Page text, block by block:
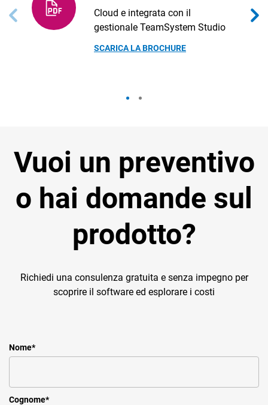
Cloud e integrata con il
gestionale TeamSystem Studio
SCARICA LA BROCHURE
Vuoi un preventivo
o hai domande sul
prodotto?
Richiedi una consulenza gratuita e senza impegno per
scoprire il software ed esplorare i costi
Nome*
Cognome*